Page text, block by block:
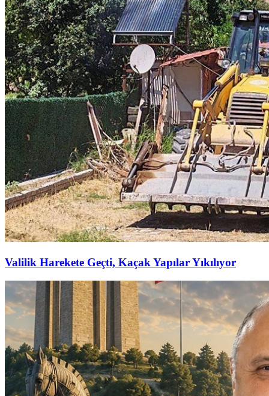
Valilik Harekete Geçti, Kaçak Yapılar Yıkılıyor